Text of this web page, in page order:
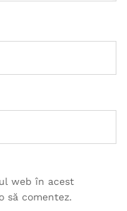
web în acest
să comentez.